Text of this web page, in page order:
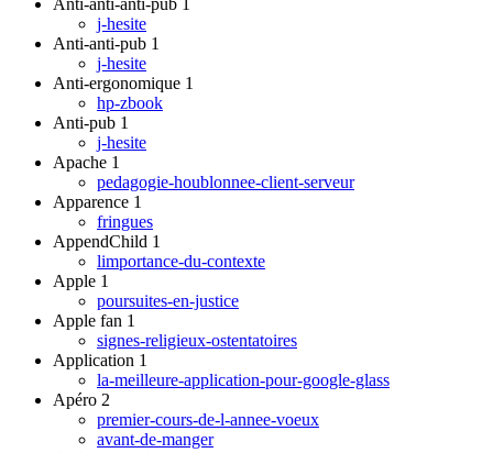
j-hesite
Anti-anti-pub 1
j-hesite
Anti-ergonomique 1
hp-zbook
Anti-pub 1
j-hesite
Apache 1
pedagogie-houblonnee-client-serveur
Apparence 1
fringues
AppendChild 1
limportance-du-contexte
Apple 1
poursuites-en-justice
Apple fan 1
signes-religieux-ostentatoires
Application 1
la-meilleure-application-pour-google-glass
Apéro 2
premier-cours-de-l-annee-voeux
avant-de-manger